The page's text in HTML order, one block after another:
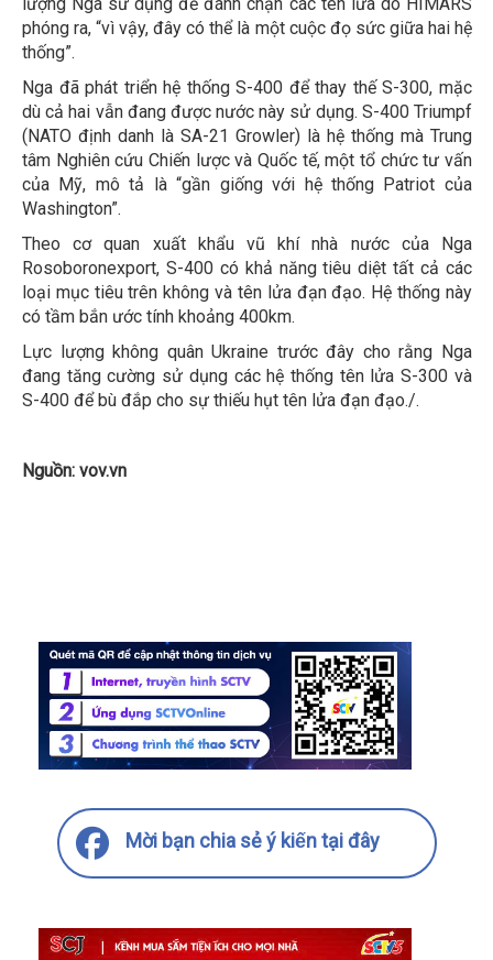
phóng ra, “vì vậy, đây có thể là một cuộc đọ sức giữa hai hệ
thống”.
Nga đã phát triển hệ thống S-400 để thay thế S-300, mặc
dù cả hai vẫn đang được nước này sử dụng. S-400 Triumpf
(NATO định danh là SA-21 Growler) là hệ thống mà Trung
tâm Nghiên cứu Chiến lược và Quốc tế, một tổ chức tư vấn
của Mỹ, mô tả là “gần giống với hệ thống Patriot của
Washington”.
Theo cơ quan xuất khẩu vũ khí nhà nước của Nga
Rosoboronexport, S-400 có khả năng tiêu diệt tất cả các
loại mục tiêu trên không và tên lửa đạn đạo. Hệ thống này
có tầm bắn ước tính khoảng 400km.
Lực lượng không quân Ukraine trước đây cho rằng Nga
đang tăng cường sử dụng các hệ thống tên lửa S-300 và
S-400 để bù đắp cho sự thiếu hụt tên lửa đạn đạo./.
Nguồn: vov.vn
Mời bạn chia sẻ ý kiến tại đây